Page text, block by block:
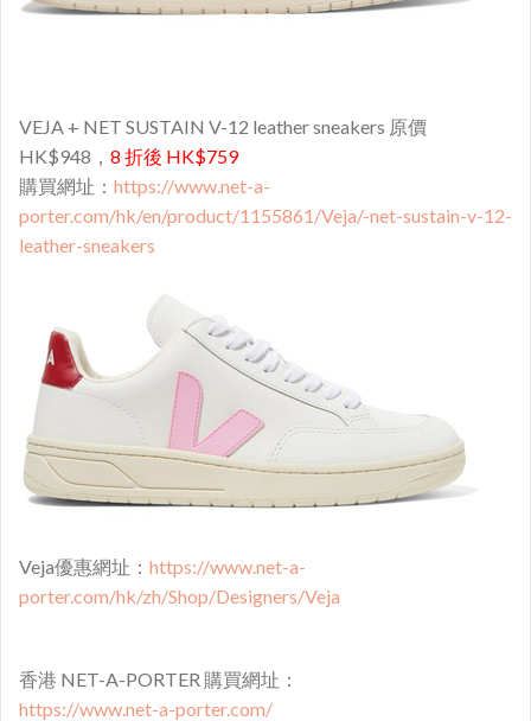
VEJA + NET SUSTAIN V-12 leather sneakers 原價
HK$948， 8 折後 HK$759
購買網址： https://www.net-a-
porter.com/hk/en/product/1155861/Veja/-net-sustain-v-12-
leather-sneakers
Veja優惠網址： https://www.net-a-
porter.com/hk/zh/Shop/Designers/Veja
香港 NET-A-PORTER 購買網址：
https://www.net-a-porter.com/